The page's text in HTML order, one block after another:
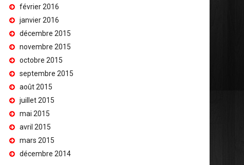
février 2016
janvier 2016
décembre 2015
novembre 2015
octobre 2015
septembre 2015
août 2015
juillet 2015
mai 2015
avril 2015
mars 2015
décembre 2014